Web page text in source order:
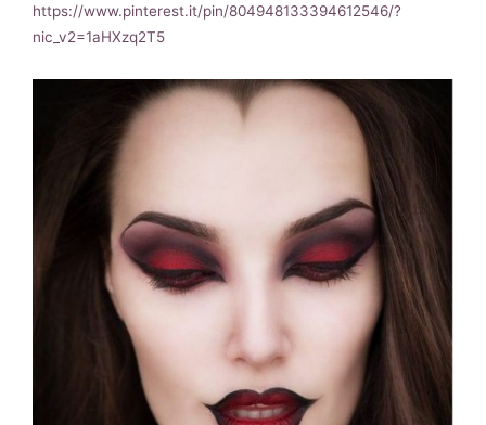
https://www.pinterest.it/pin/804948133394612546/?
nic_v2=1aHXzq2T5